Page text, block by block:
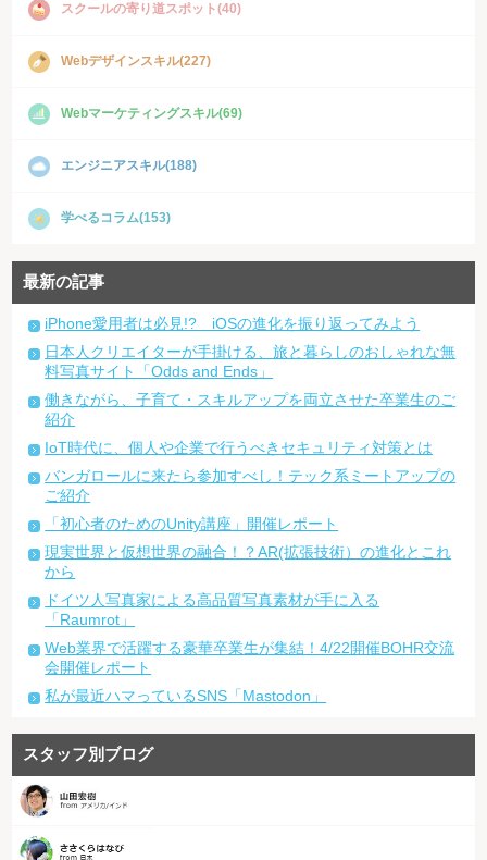
スクールの寄り道スポット(40)
Webデザインスキル(227)
Webマーケティングスキル(69)
エンジニアスキル(188)
学べるコラム(153)
最新の記事
iPhone愛用者は必見!? iOSの進化を振り返ってみよう
日本人クリエイターが手掛ける、旅と暮らしのおしゃれな無
料写真サイト「Odds and Ends」
働きながら、子育て・スキルアップを両立させた卒業生のご
紹介
IoT時代に、個人や企業で行うべきセキュリティ対策とは
バンガロールに来たら参加すべし！テック系ミートアップの
ご紹介
「初心者のためのUnity講座」開催レポート
現実世界と仮想世界の融合！？AR(拡張技術）の進化とこれ
から
ドイツ人写真家による高品質写真素材が手に入る
「Raumrot」
Web業界で活躍する豪華卒業生が集結！4/22開催BOHR交流
会開催レポート
私が最近ハマっているSNS「Mastodon」
スタッフ別ブログ